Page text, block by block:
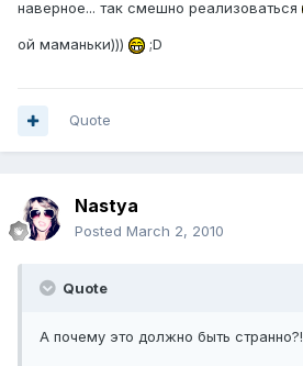
наверное... так смешно реализоваться
ой маманьки))) ;D
Quote
Nastya
Posted March 2, 2010
Quote
А почему это должно быть странно?!